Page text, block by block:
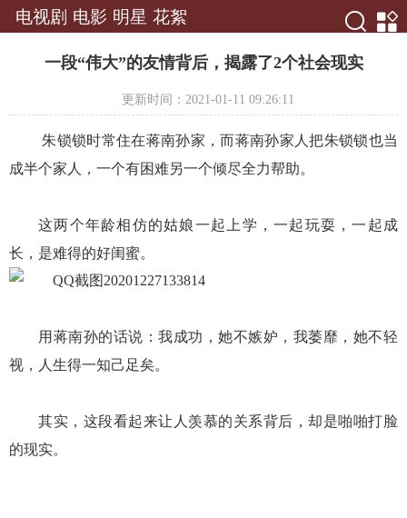
电视剧 电影 明星 花絮
一段“伟大”的友情背后，揭露了2个社会现实
更新时间：2021-01-11 09:26:11
朱锁锁时常住在蒋南孙家，而蒋南孙家人把朱锁锁也当
成半个家人，一个有困难另一个倾尽全力帮助。
这两个年龄相仿的姑娘一起上学，一起玩耍，一起成
长，是难得的好闺蜜。
用蒋南孙的话说：我成功，她不嫉妒，我萎靡，她不轻
视，人生得一知己足矣。
其实，这段看起来让人羡慕的关系背后，却是啪啪打脸
的现实。